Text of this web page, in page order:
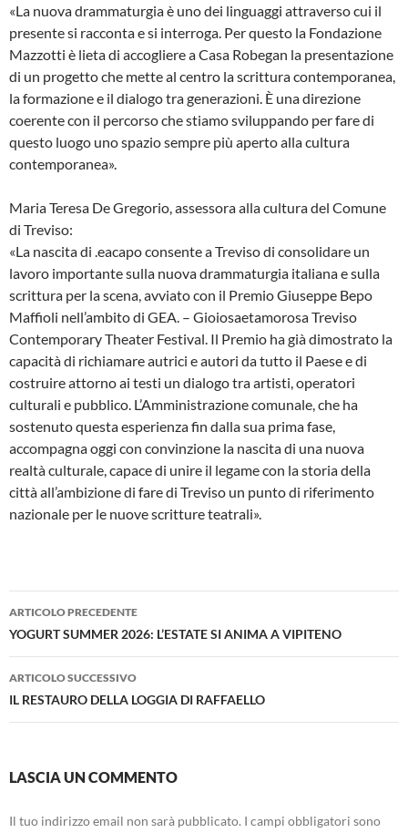
«La nuova drammaturgia è uno dei linguaggi attraverso cui il
presente si racconta e si interroga. Per questo la Fondazione
Mazzotti è lieta di accogliere a Casa Robegan la presentazione
di un progetto che mette al centro la scrittura contemporanea,
la formazione e il dialogo tra generazioni. È una direzione
coerente con il percorso che stiamo sviluppando per fare di
questo luogo uno spazio sempre più aperto alla cultura
contemporanea».
Maria Teresa De Gregorio, assessora alla cultura del Comune
di Treviso:
«La nascita di .eacapo consente a Treviso di consolidare un
lavoro importante sulla nuova drammaturgia italiana e sulla
scrittura per la scena, avviato con il Premio Giuseppe Bepo
Maffioli nell’ambito di GEA. – Gioiosaetamorosa Treviso
Contemporary Theater Festival. Il Premio ha già dimostrato la
capacità di richiamare autrici e autori da tutto il Paese e di
costruire attorno ai testi un dialogo tra artisti, operatori
culturali e pubblico. L’Amministrazione comunale, che ha
sostenuto questa esperienza fin dalla sua prima fase,
accompagna oggi con convinzione la nascita di una nuova
realtà culturale, capace di unire il legame con la storia della
città all’ambizione di fare di Treviso un punto di riferimento
nazionale per le nuove scritture teatrali».
Navigazione
articolo
ARTICOLO PRECEDENTE
YOGURT SUMMER 2026: L’ESTATE SI ANIMA A VIPITENO
ARTICOLO SUCCESSIVO
IL RESTAURO DELLA LOGGIA DI RAFFAELLO
LASCIA UN COMMENTO
Il tuo indirizzo email non sarà pubblicato. I campi obbligatori sono